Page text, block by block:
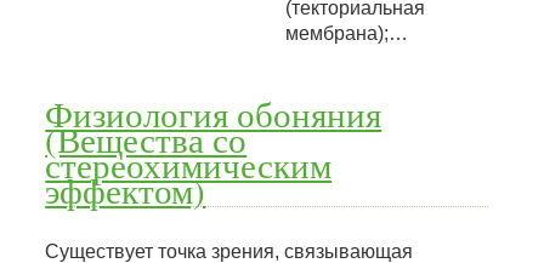
(текториальная
мембрана);…
Физиология обоняния
(Вещества со
стереохимическим
эффектом)
Существует точка зрения, связывающая